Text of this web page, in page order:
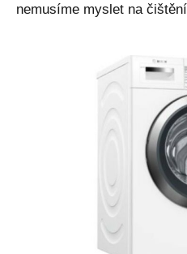
nemusíme myslet na